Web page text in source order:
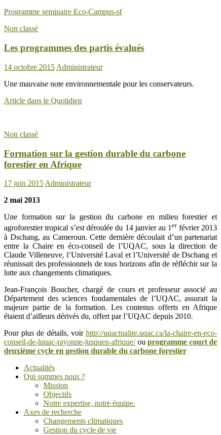
Programme seminaire Eco-Campus-sf
Non classé
Les programmes des partis évalués
14 octobre 2015 Administrateur
Une mauvaise note environnementale pour les conservateurs.
Article dans le Quotidien
Non classé
Formation sur la gestion durable du carbone
forestier en Afrique
17 juin 2015 Administrateur
2 mai 2013
Une formation sur la gestion du carbone en milieu forestier et
agroforestier tropical s’est déroulée du 14 janvier au 1erfévrier 2013
à Dschang, au Cameroun. Cette dernière découlait d’un partenariat
entre la Chaire en éco-conseil de l’UQAC, sous la direction de
Claude Villeneuve, l’Université Laval et l’Université de Dschang et
réunissait des professionnels de tous horizons afin de réfléchir sur la
lutte aux changements climatiques.
Jean-François Boucher, chargé de cours et professeur associé au
Département des sciences fondamentales de l’UQAC, assurait la
majeure partie de la formation. Les contenus offerts en Afrique
étaient d’ailleurs dérivés du, offert par l’UQAC depuis 2010.
Pour plus de détails, voir http://uqactualite.uqac.ca/la-chaire-en-eco-
conseil-de-luqac-rayonne-jusquen-afrique/ou programme court de
deuxième cycle en gestion durable du carbone forestier
Actualités
Qui sommes nous ?
Mission
Objectifs
Notre expertise, notre équipe.
Axes de recherche
Changements climatiques
Gestion du cycle de vie